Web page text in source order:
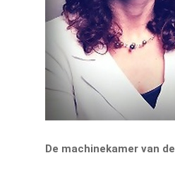
De machinekamer van de